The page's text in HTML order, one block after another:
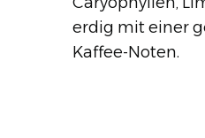
erdig mit einer
Kaffee-Noten.